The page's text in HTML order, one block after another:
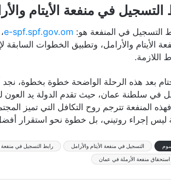
التسجيل في منفعة الأيتام
التسجيل في المنفعة هو: e-spf.spf.gov.om
الأيتام والأرامل، وتطبيق الخطوات السابقة
اللازمة.
بعد هذه الرحلة الواضحة خطوة بخطوة، نجد
في سلطنة عمان، حيث تقدم الدولة يد العون
المنفعة تترجم روح التكافل التي تميز
ليس إجراء روتيني، بل خطوة نحو استقرار
التسجيل في منفعة الأيتام والأرامل
رابط التسجيل في منفعة
منفعة الأرملة في عمان